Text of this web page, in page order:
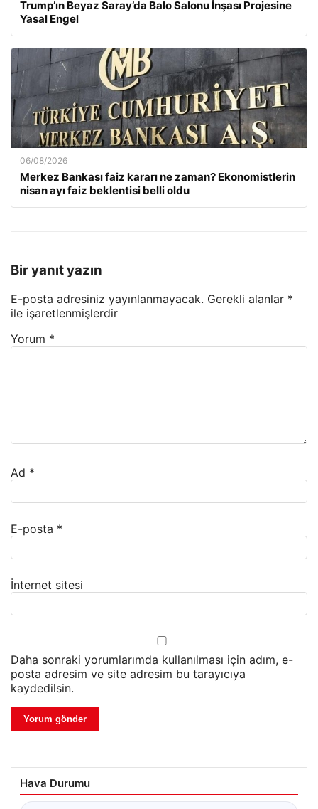
Trump’ın Beyaz Saray’da Balo Salonu İnşası Projesine
Yasal Engel
06/08/2026
Merkez Bankası faiz kararı ne zaman? Ekonomistlerin
nisan ayı faiz beklentisi belli oldu
Bir yanıt yazın
E-posta adresiniz yayınlanmayacak. Gerekli alanlar *
ile işaretlenmişlerdir
Yorum *
Ad *
E-posta *
İnternet sitesi
Daha sonraki yorumlarımda kullanılması için adım, e-
posta adresim ve site adresim bu tarayıcıya
kaydedilsin.
Hava Durumu